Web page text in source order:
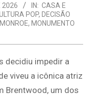
2026 IN: CASA E
POP, DECISÃO
, MONUMENTO
decidiu impedir a
viveu a icônica atriz
Brentwood, um dos